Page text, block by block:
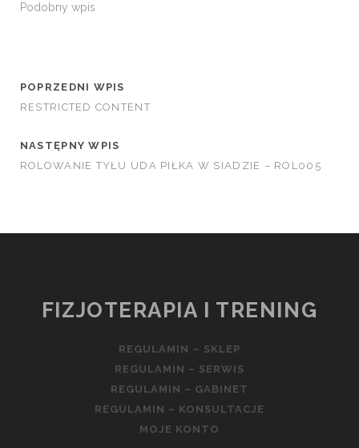
Podobny wpis
POPRZEDNI WPIS
RESTRICTED CONTENT
NASTĘPNY WPIS
ROLOWANIE TYŁU UDA PIŁKA W SIADZIE – ROL005
FIZJOTERAPIA I TRENING
REGULAMIN – SKLEP
REGULAMIN – SERWIS
REGULAMIN – GABINET
REGULAMIN – KONSULTACJE
MOJE KONTO